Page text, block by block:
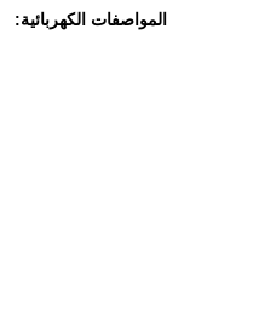
المواصفات الكهربائية: